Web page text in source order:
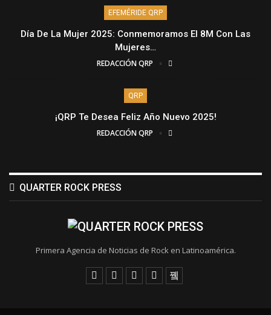
EFEMÉRIDE QRP
Día De La Mujer 2025: Conmemoramos El 8M Con Las
Mujeres…
REDACCIÓN QRP
QRP
¡QRP Te Desea Feliz Año Nuevo 2025!
REDACCIÓN QRP
QUARTER ROCK PRESS
Primera Agencia de Noticias de Rock en Latinoamérica.